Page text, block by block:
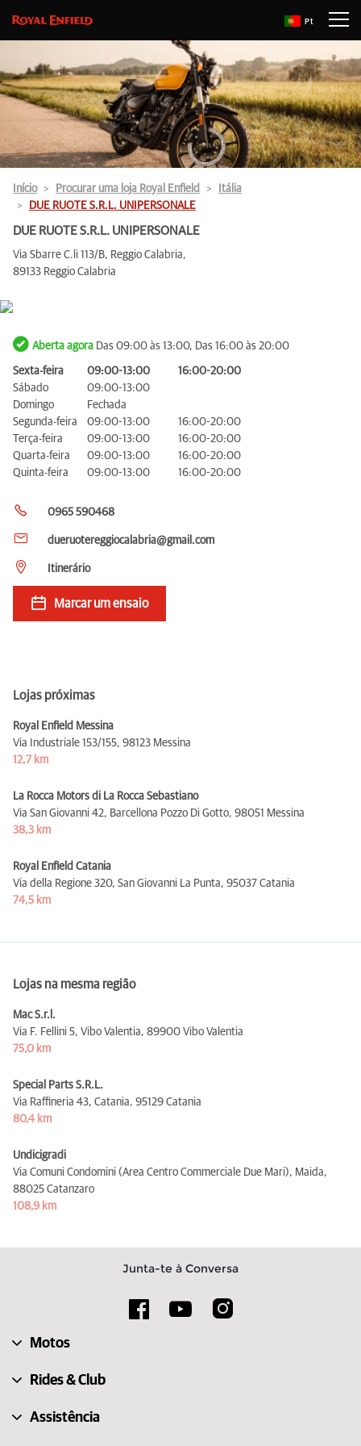
Pt
Início Procurar uma loja Royal Enfield
Itália
DUE RUOTE S.R.L. UNIPERSONALE
DUE RUOTE S.R.L. UNIPERSONALE
Via Sbarre C.li 113/B, Reggio Calabria,
89133 Reggio Calabria
Aberta agora Das 09:00 às 13:00, Das 16:00 às 20:00
Sexta-feira 09:00-13:00
16:00-20:00
Sábado
09:00-13:00
Domingo
Fechada
Segunda-feira
09:00-13:00
16:00-20:00
Terça-feira
09:00-13:00
16:00-20:00
Quarta-feira
09:00-13:00
16:00-20:00
Quinta-feira
09:00-13:00 16:00-20:00
0965 590468
dueruotereggiocalabria@gmail.com
Itinerário
Marcar um ensaio
Lojas próximas
Royal Enfield Messina
Via Industriale 153/155, 98123 Messina
12,7 km
La Rocca Motors di La Rocca Sebastiano
Via San Giovanni 42, Barcellona Pozzo Di Gotto, 98051 Messina
38,3 km
Royal Enfield Catania
Via della Regione 320, San Giovanni La Punta, 95037 Catania
74,5 km
Lojas na mesma região
Mac S.r.l.
Via F. Fellini 5, Vibo Valentia, 89900 Vibo Valentia
75,0 km
Special Parts S.R.L.
Via Raffineria 43, Catania, 95129 Catania
80,4 km
Undicigradi
Via Comuni Condomini (Area Centro Commerciale Due Mari), Maida,
88025 Catanzaro
108,9 km
Junta-te à Conversa
Motos
Rides & Club
Assistência